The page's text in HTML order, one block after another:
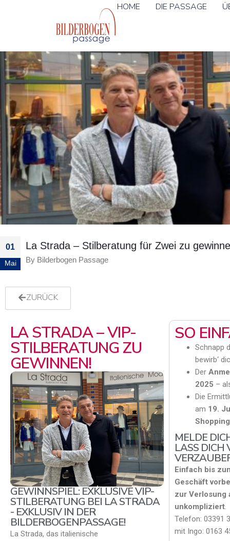
HOME DIE PASSAGE
01
Mai
La Strada – Stilberatung für Zwei zu
By Bilderbogen Passage
ZURÜCK
LA STRADA – VIP-
STILBERATUNG ZU
GEWINNEN!
GEWINNSPIEL: EXKLUSIVE VIP-
STILBERATUNG BEI LA STRADA
- EXKLUSIV IN DER
BILDERBOGENPASSAGE!
La Strada, das italienische
SO
Schnapp
bewirb‘
Der
2025 –
Die
am 19.
MELDE
LASS DICH
Einfach bis
Geschäft
zur Verlosung
unkompliziert.
Telefon: 03391
mit Ingo: 0163